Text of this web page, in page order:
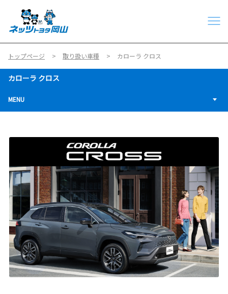
トップページ 取り扱い車種 カローラ クロス
カローラ クロス
MENU